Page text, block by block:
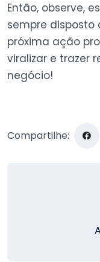
Então, observe,
sempre disposto
próxima ação
viralizar e trazer
negócio!
Compartilhe: